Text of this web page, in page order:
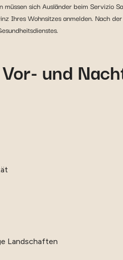
sich Ausländer beim Servizio
Ihres Wohnsitzes anmelden. Nach
und
Landschaften